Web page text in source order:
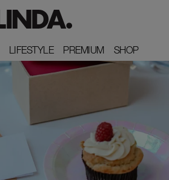
LIFESTYLE
LIFESTYLE PREMIUM
PREMIUM SHOP
SHOP